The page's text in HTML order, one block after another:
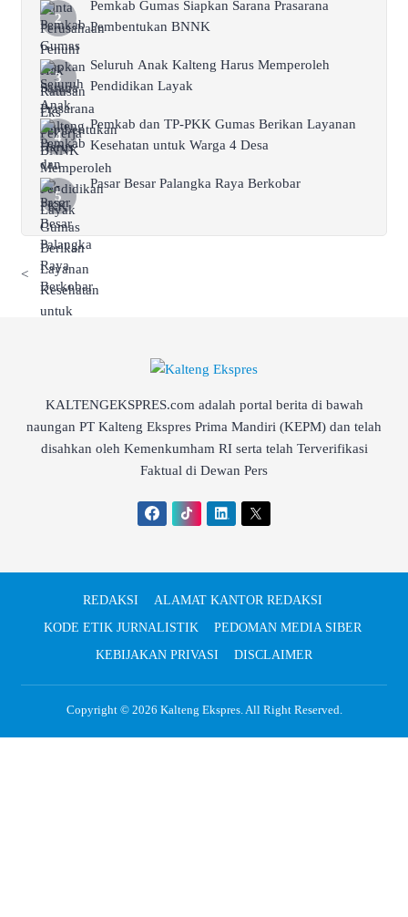
Pemkab Gumas Siapkan Sarana Prasarana
Pembentukan BNNK
Seluruh Anak Kalteng Harus Memperoleh
Pendidikan Layak
Pemkab dan TP-PKK Gumas Berikan Layanan
Kesehatan untuk Warga 4 Desa
Pasar Besar Palangka Raya Berkobar
<
KALTENGEKSPRES.com adalah portal berita di bawah
naungan PT Kalteng Ekspres Prima Mandiri (KEPM) dan telah
disahkan oleh Kemenkumham RI serta telah Terverifikasi
Faktual di Dewan Pers
REDAKSI
ALAMAT KANTOR REDAKSI
KODE ETIK JURNALISTIK
PEDOMAN MEDIA SIBER
KEBIJAKAN PRIVASI
DISCLAIMER
Copyright © 2026 Kalteng Ekspres. All Right Reserved.